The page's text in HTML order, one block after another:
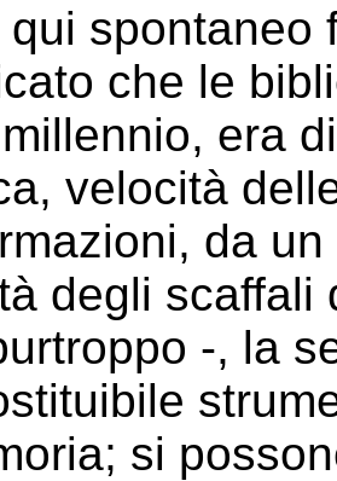
qui spontaneo
che le
era
velocità
da
degli scaffali
-, la
si